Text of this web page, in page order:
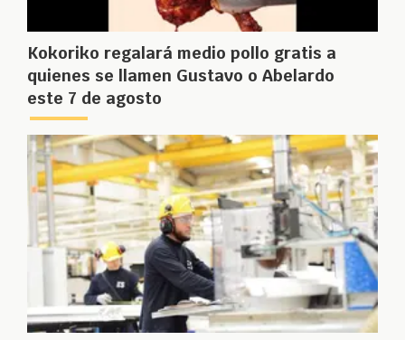
Kokoriko regalará medio pollo gratis a
quienes se llamen Gustavo o Abelardo
este 7 de agosto